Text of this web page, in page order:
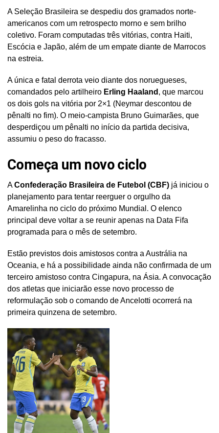
A Seleção Brasileira se despediu dos gramados norte-
americanos com um retrospecto morno e sem brilho
coletivo. Foram computadas três vitórias, contra Haiti,
Escócia e Japão, além de um empate diante de Marrocos
na estreia.
A única e fatal derrota veio diante dos noruegueses,
comandados pelo artilheiro Erling Haaland , que marcou
os dois gols na vitória por 2×1 (Neymar descontou de
pênalti no fim). O meio-campista Bruno Guimarães, que
desperdiçou um pênalti no início da partida decisiva,
assumiu o peso do fracasso.
Começa um novo ciclo
AConfederação Brasileira de Futebol (CBF) já iniciou o
planejamento para tentar reerguer o orgulho da
Amarelinha no ciclo do próximo Mundial. O elenco
principal deve voltar a se reunir apenas na Data Fifa
programada para o mês de setembro.
Estão previstos dois amistosos contra a Austrália na
Oceania, e há a possibilidade ainda não confirmada de um
terceiro amistoso contra Cingapura, na Ásia. A convocação
dos atletas que iniciarão esse novo processo de
reformulação sob o comando de Ancelotti ocorrerá na
primeira quinzena de setembro.